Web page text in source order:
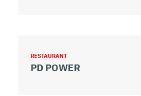
RESTAURANT
PD POWER